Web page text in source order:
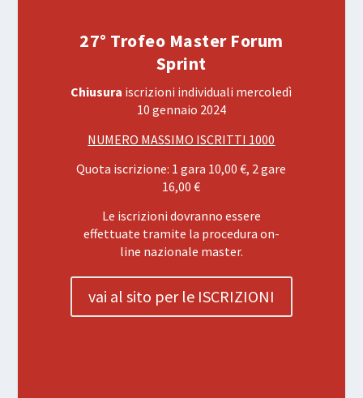
27° Trofeo Master Forum
Sprint
Chiusura iscrizioni individuali mercoledì
10 gennaio 2024
NUMERO MASSIMO ISCRITTI 1000
Quota iscrizione: 1 gara 10,00 €, 2 gare
16,00 €
Le iscrizioni dovranno essere
effettuate tramite la procedura on-
line nazionale master.
vai al sito per le ISCRIZIONI